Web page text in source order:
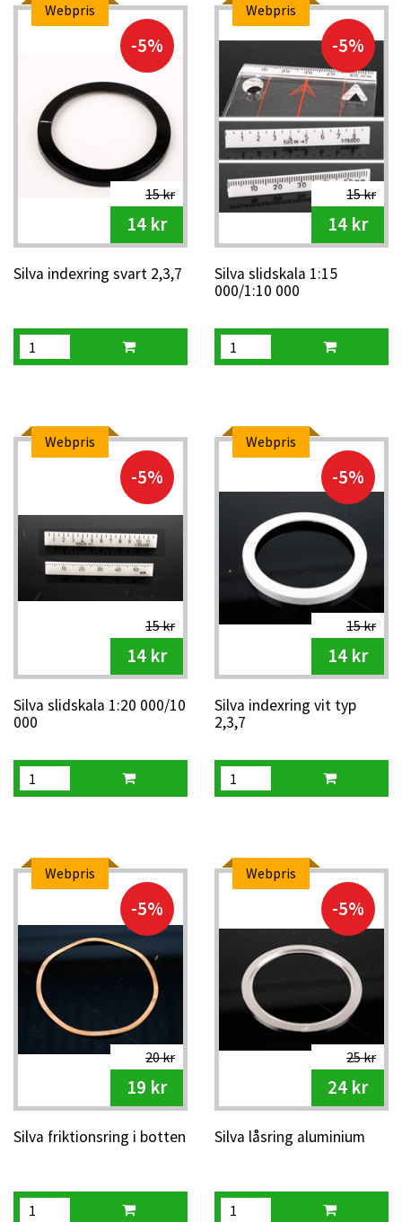
Webpris
-5%
15 kr
14 kr
Silva indexring svart 2,3,7
Webpris
-5%
15 kr
14 kr
Silva slidskala 1:15
000/1:10 000
Webpris
-5%
15 kr
14 kr
Silva slidskala 1:20 000/10
000
Webpris
-5%
15 kr
14 kr
Silva indexring vit typ
2,3,7
Webpris
-5%
20 kr
19 kr
Silva friktionsring i botten
Webpris
-5%
25 kr
24 kr
Silva låsring aluminium